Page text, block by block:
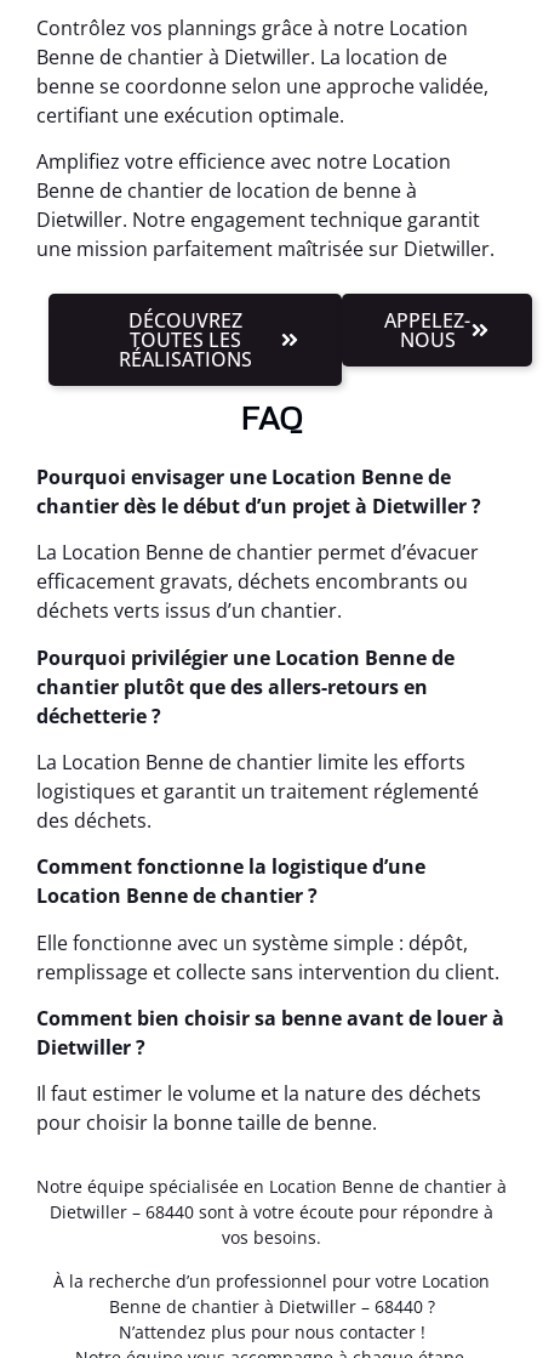
Contrôlez vos plannings grâce à notre Location
Benne de chantier à Dietwiller. La location de
benne se coordonne selon une approche validée,
certifiant une exécution optimale.
Amplifiez votre efficience avec notre Location
Benne de chantier de location de benne à
Dietwiller. Notre engagement technique garantit
une mission parfaitement maîtrisée sur Dietwiller.
DÉCOUVREZ
TOUTES LES
RÉALISATIONS
APPELEZ-
NOUS
FAQ
Pourquoi envisager une Location Benne de
chantier dès le début d’un projet à Dietwiller ?
La Location Benne de chantier permet d’évacuer
efficacement gravats, déchets encombrants ou
déchets verts issus d’un chantier.
Pourquoi privilégier une Location Benne de
chantier plutôt que des allers-retours en
déchetterie ?
La Location Benne de chantier limite les efforts
logistiques et garantit un traitement réglementé
des déchets.
Comment fonctionne la logistique d’une
Location Benne de chantier ?
Elle fonctionne avec un système simple : dépôt,
remplissage et collecte sans intervention du client.
Comment bien choisir sa benne avant de louer à
Dietwiller ?
Il faut estimer le volume et la nature des déchets
pour choisir la bonne taille de benne.
Notre équipe spécialisée en Location Benne de chantier à
Dietwiller – 68440 sont à votre écoute pour répondre à
vos besoins.
À la recherche d’un professionnel pour votre Location
Benne de chantier à Dietwiller – 68440 ?
N’attendez plus pour nous contacter !